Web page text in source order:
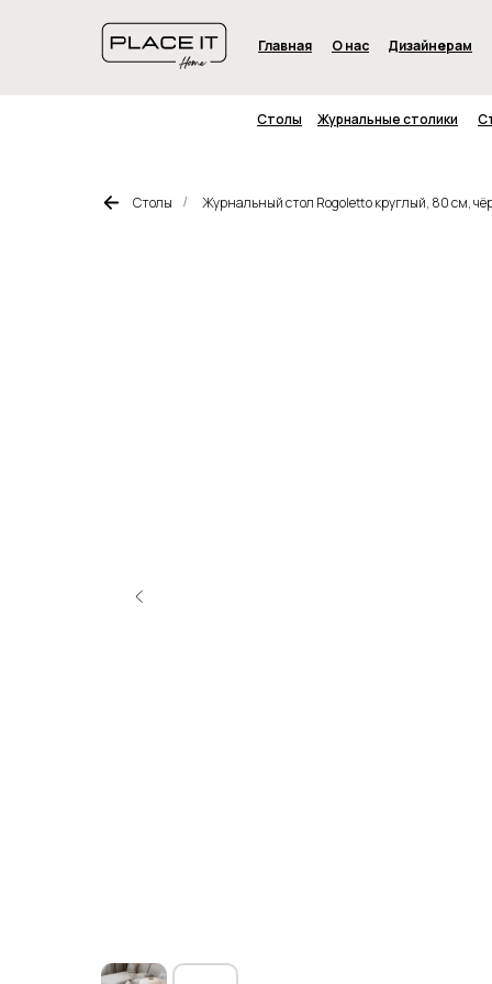
Главная Дизайнерам
Столы Журнальные столики
О нас
Столы / Журнальный стол Rogoletto круглый, 80 см,